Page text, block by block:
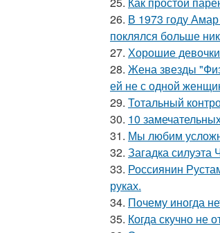
26. В 1973 году
поклялся больше
27. Хорошие
28. Жена звезды
ей не с одной
29. Тотальный
30. 10
31. Мы любим
32. Загадка силуэта
33. Россиянин
руках.
34. Почему иногда
35. Когда скучно не